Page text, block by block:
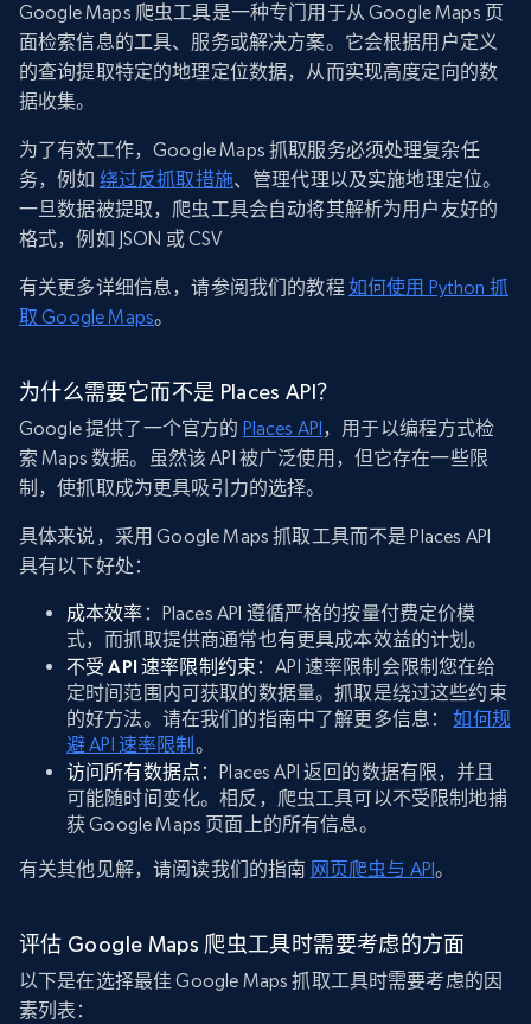
Google Maps 爬虫工具是一种专门用于从 Google Maps 页
面检索信息的工具、服务或解决方案。它会根据用户定义
的查询提取特定的地理定位数据，从而实现高度定向的数
据收集。
为了有效工作，Google Maps 抓取服务必须处理复杂任
务，例如 绕过反抓取措施、管理代理以及实施地理定位。
一旦数据被提取，爬虫工具会自动将其解析为用户友好的
格式，例如 JSON 或 CSV
有关更多详细信息，请参阅我们的教程 如何使用 Python 抓
取 Google Maps。
为什么需要它而不是 Places API？
Google 提供了一个官方的 Places API ，用于以编程方式检
索 Maps 数据。虽然该 API 被广泛使用，但它存在一些限
制，使抓取成为更具吸引力的选择。
具体来说，采用 Google Maps 抓取工具而不是 Places API
具有以下好处：
成本效率 ：Places API 遵循严格的按量付费定价模
式，而抓取提供商通常也有更具成本效益的计划。
不受 API 速率限制约束 ：API 速率限制会限制您在给
定时间范围内可获取的数据量。抓取是绕过这些约束
的好方法。请在我们的指南中了解更多信息：如何规
避 API 速率限制 。
访问所有数据点 ：Places API 返回的数据有限，并且
可能随时间变化。相反，爬虫工具可以不受限制地捕
获 Google Maps 页面上的所有信息。
有关其他见解，请阅读我们的指南 网页爬虫与 API。
评估 Google Maps 爬虫工具时需要考虑的方面
以下是在选择最佳 Google Maps 抓取工具时需要考虑的因
素列表：